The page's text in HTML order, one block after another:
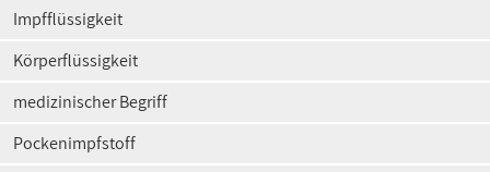
Impfflüssigkeit
Körperflüssigkeit
medizinischer Begriff
Pockenimpfstoff